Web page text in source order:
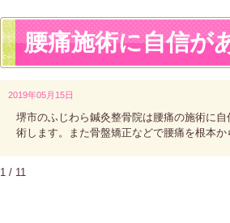
腰痛施術に自信が
2019年05月15日
堺市のふじわら鍼灸整骨院は腰痛の施術に
術します。また骨盤矯正などで腰痛を根本か
1 / 11